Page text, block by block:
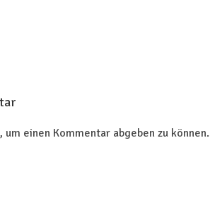
um einen Kommentar abgeben zu können.